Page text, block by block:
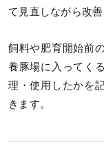
て見直しながら改
飼料や肥育開始前
養豚場に入ってく
理・使用したかを
きます。